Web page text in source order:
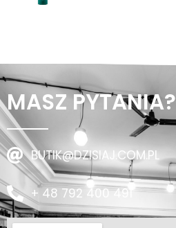
MASZ PYTANIA?
BUTIK@DZISIAJ.COM.PL
+ 48 792 400 491